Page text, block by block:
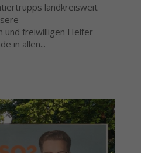
landkreisweit
und freiwilligen Helfer
in allen...